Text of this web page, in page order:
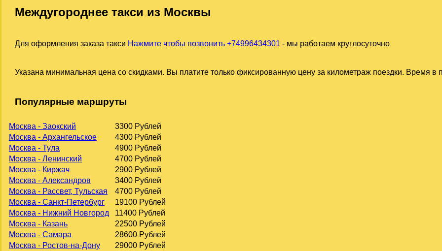
Междугороднее такси из Москвы
Для оформления заказа такси Нажмите чтобы позвонить +74996434301 - мы работаем круглосуточно
Указана минимальная цена со скидками. Вы платите только фиксированную цену за километраж поездки. Время в
Популярные маршруты
Москва - Заокский
3300 Рублей
Москва - Архангельское
4300 Рублей
Москва - Тула
4900 Рублей
Москва - Ленинский
4700 Рублей
Москва - Киржач
2900 Рублей
Москва - Александров
3400 Рублей
Москва - Рассвет, Тульская
4700 Рублей
Москва - Санкт-Петербург
19100 Рублей
Москва - Нижний Новгород
11400 Рублей
Москва - Казань
22500 Рублей
Москва - Самара
28600 Рублей
Москва - Ростов-на-Дону
29000 Рублей